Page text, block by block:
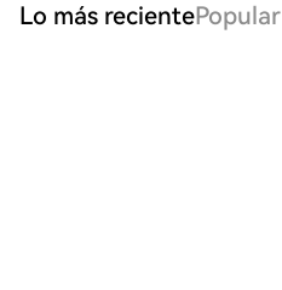
Lo más recientePopular